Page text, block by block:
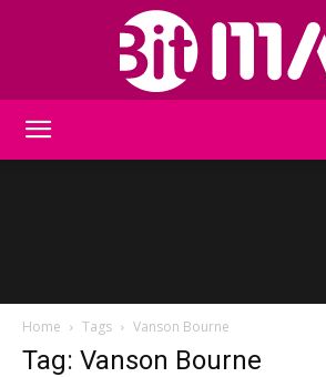
Home Tags Vanson Bourne
Tag: Vanson Bourne